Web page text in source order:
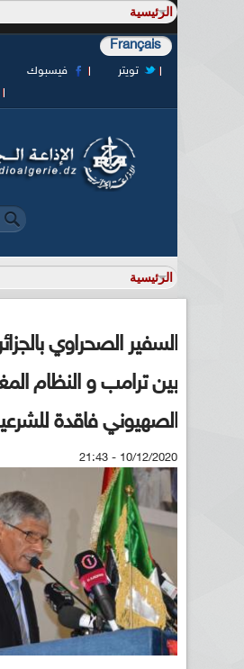
Français
فيسبوك
تويتر
السفير الصحراوي
بين ترامب و النظام
الصهيوني فاقدة
10/12/2020 - 21:43